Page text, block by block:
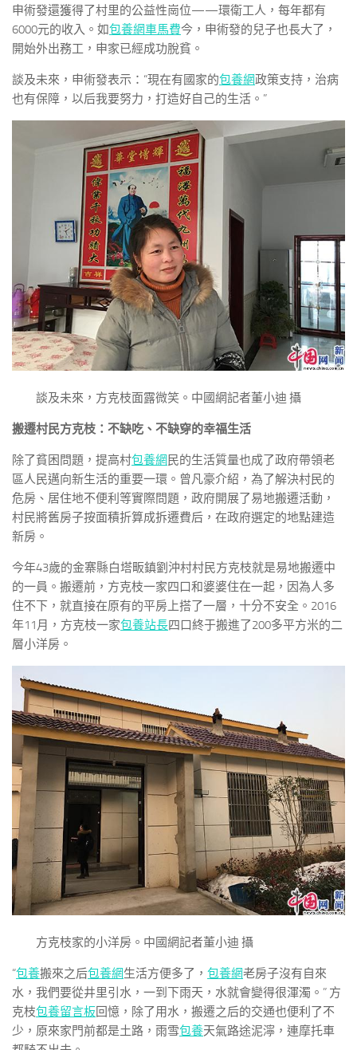
申術發還獲得了村里的公益性崗位——環衛工人，每年都有
6000元的收入。如包養網車馬費今，申術發的兒子也長大了，
開始外出務工，申家已經成功脫貧。
談及未來，申術發表示：“現在有國家的包養網政策支持，治病
也有保障，以后我要努力，打造好自己的生活。”
談及未來，方克枝面露微笑。中國網記者董小迪 攝
搬遷村民方克枝：不缺吃、不缺穿的幸福生活
除了貧困問題，提高村包養網 民的生活質量也成了政府帶領老
區人民邁向新生活的重要一環。曾凡豪介紹，為了解決村民的
危房、居住地不便利等實際問題，政府開展了易地搬遷活動，
村民將舊房子按面積折算成拆遷費后，在政府選定的地點建造
新房。
今年43歲的金寨縣白塔畈鎮劉沖村村民方克枝就是易地搬遷中
的一員。搬遷前，方克枝一家四口和婆婆住在一起，因為人多
住不下，就直接在原有的平房上搭了一層，十分不安全。2016
年11月，方克枝一家包養站長四口終于搬進了200多平方米的二
層小洋房。
方克枝家的小洋房。中國網記者董小迪 攝
“包養搬來之后包養網生活方便多了， 包養網老房子沒有自來
水，我們要從井里引水，一到下雨天，水就會變得很渾濁。” 方
克枝包養留言板回憶，除了用水，搬遷之后的交通也便利了不
少，原來家門前都是土路，雨雪包養天氣路途泥濘，連摩托車